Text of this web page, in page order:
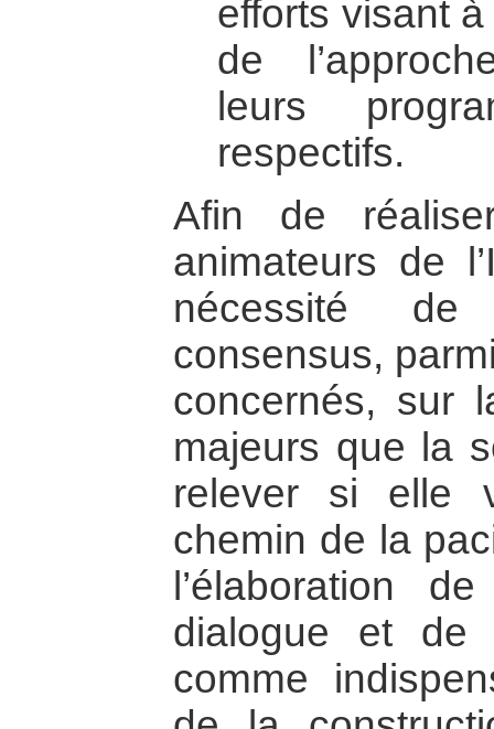
efforts visant
de
leurs
respectifs.
Afin de
animateurs de
nécessité de
consensus,
concernés, sur
majeurs que la
relever si elle
chemin de la
l’élaboration
dialogue et de
comme